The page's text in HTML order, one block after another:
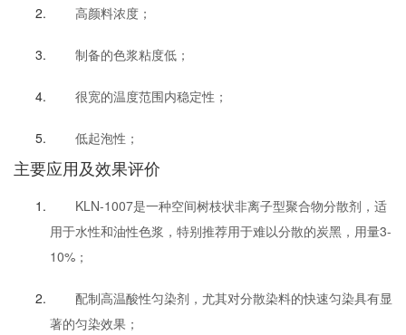
高颜料浓度；
制备的色浆粘度低；
很宽的温度范围内稳定性；
低起泡性；
主要应用及效果评价
KLN-1007是一种空间树枝状非离子型聚合物分散剂，适
用于水性和油性色浆，特别推荐用于难以分散的炭黑，用量3-
10%；
配制高温酸性匀染剂，尤其对分散染料的快速匀染具有显
著的匀染效果；